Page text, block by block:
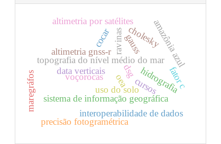
data verticais
topografia do nível médio do maramazônia azul
voçorocas
ravinas
uso do solo
sistema de informação geográfica
altimetria por satélites
interoperabilidade de dados
altimetria gnss-r
maregráfos hidrografia
cocar
dsg
precisão fotogramétrica
fator c
gauss
cholesky
oea cursos